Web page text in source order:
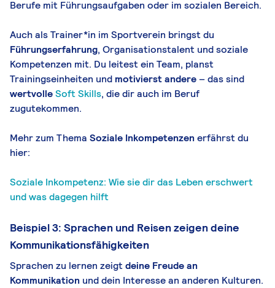
Berufe mit Führungsaufgaben oder im sozialen Bereich.
Auch als Trainer*in im Sportverein bringst du
Führungserfahrung, Organisationstalent und soziale
Kompetenzen mit. Du leitest ein Team, planst
Trainingseinheiten und motivierst andere – das sind
wertvolleSoft Skills, die dir auch im Beruf
zugutekommen.
Mehr zum Thema Soziale Inkompetenzenerfährst du
hier:
Soziale Inkompetenz: Wie sie dir das Leben erschwert
und was dagegen hilft
Beispiel 3: Sprachen und Reisen zeigen deine
Kommunikationsfähigkeiten
Sprachen zu lernen zeigtdeine Freude an
Kommunikation und dein Interesse an anderen Kulturen.